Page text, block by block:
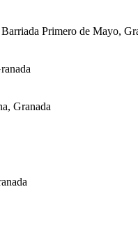
Primero de Mayo,
Granada